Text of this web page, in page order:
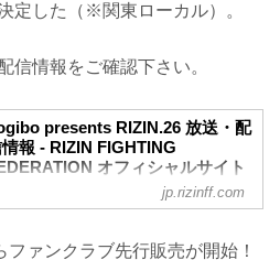
定した（※関東ローカル）。
信情報をご確認下さい。
presents RIZIN.26 放送・配
報 - RIZIN FIGHTING
オフィシャルサイト
晦日12月31日（木）さいたまスーパー
jp.rizinff.com
ァンクラブ先行販売が開始！